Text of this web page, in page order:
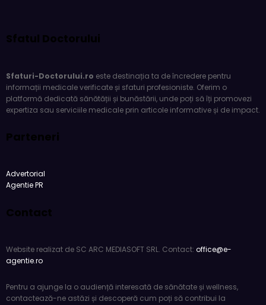
platformă dedicată sănătății și bunăstării, unde poți să îți promovezi
expertiza sau serviciile medicale prin articole informative și de impact.
Parteneri
Contact
Pentru a ajunge la o audiență interesată de sănătate și wellness,
educația și informarea comunității noastre. Așteptăm să discutăm
despre posibilitățile tale de colaborare pe Sfaturi-Doctorului.ro